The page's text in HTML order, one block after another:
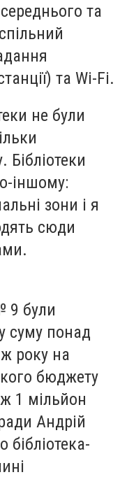
та
та Wi-Fi.
не були
Бібліотеки
іншому:
зони і я
сюди
9 були
суму понад
року на
бюджету
1 мільйон
Андрій